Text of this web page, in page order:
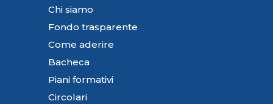
Chi siamo
Fondo trasparente
Come aderire
Bacheca
Piani formativi
Circolari